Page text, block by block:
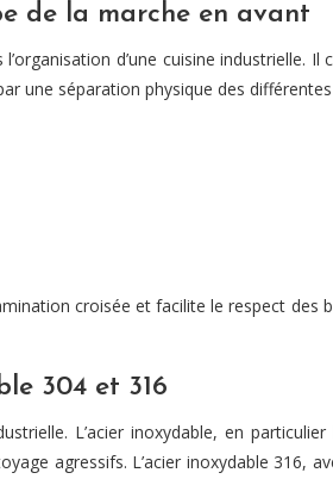
de la marche en avant
d’une cuisine
une séparation physique des
croisée et facilite le respect des
304 et 316
L’acier inoxydable, en
agressifs. L’acier inoxydable 316,